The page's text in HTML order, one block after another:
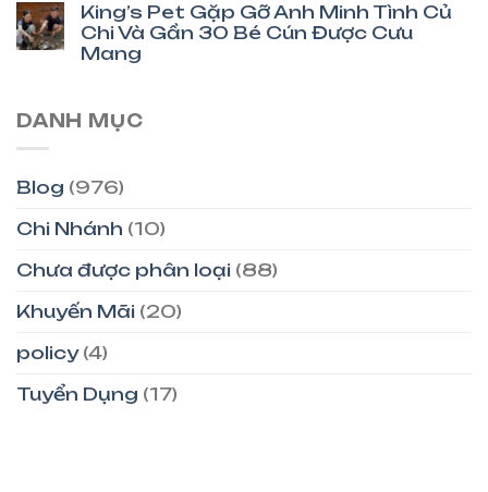
King’s Pet Gặp Gỡ Anh Minh Tình Củ
Chi Và Gần 30 Bé Cún Được Cưu
Mang
DANH MỤC
Blog (976)
Chi Nhánh (10)
Chưa được phân loại (88)
Khuyến Mãi (20)
policy(4)
Tuyển Dụng (17)